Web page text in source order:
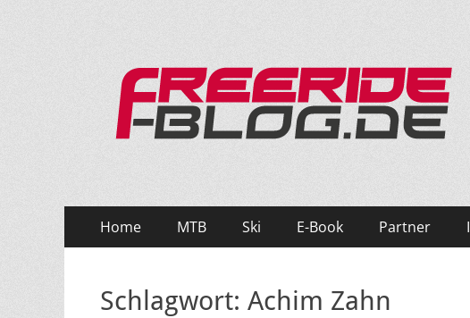
Primäres
Menü
Inhalt
Home MTB Ski E-Book Partner
Schlagwort: Achim Zahn